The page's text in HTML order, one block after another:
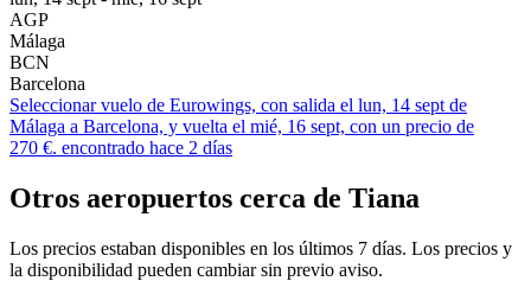
AGP
Málaga
BCN
Barcelona
Seleccionar vuelo de Eurowings, con salida el lun, 14 sept de
Málaga a Barcelona, y vuelta el mié, 16 sept, con un precio de
270 €. encontrado hace 2 días
Otros aeropuertos cerca de Tiana
Los precios estaban disponibles en los últimos 7 días. Los precios y
la disponibilidad pueden cambiar sin previo aviso.